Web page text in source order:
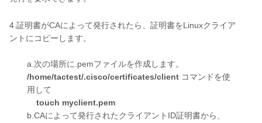
4.証明書がCAによって発行されたら、証明書をLinuxクライア
ントにコピーします。
a.次の場所に.pemファイルを作成します。
/home/tactest/.cisco/certificates/client コマンドを使
用して
touch myclient.pem
b.CAによって発行されたクライアントID証明書から、